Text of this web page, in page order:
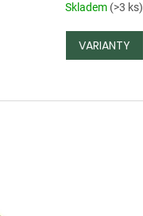
Skladem (>3 ks)